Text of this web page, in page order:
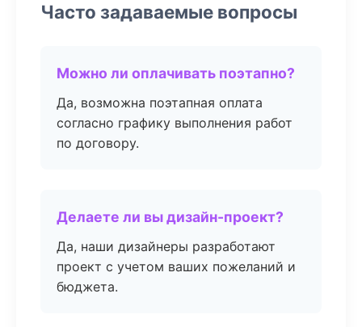
Часто задаваемые вопросы
Можно ли оплачивать поэтапно?
Да, возможна поэтапная оплата
согласно графику выполнения работ
по договору.
Делаете ли вы дизайн-проект?
Да, наши дизайнеры разработают
проект с учетом ваших пожеланий и
бюджета.